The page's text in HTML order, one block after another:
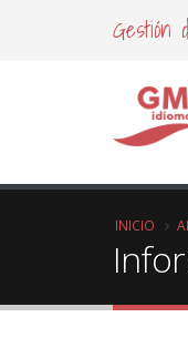
Gestión
INICIO